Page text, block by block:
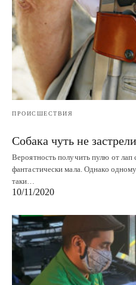
ПРОИСШЕСТВИЯ
Собака чуть не
Вероятность получить пулю от лап
фантастически мала. Однако
таки…
10/11/2020